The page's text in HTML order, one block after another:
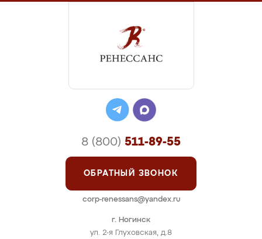
г. Ногинск
ул. 2-я Глуховская, д.8
8 (800) 511-89-55
ОБРАТНЫЙ ЗВОНОК
corp-renessans@yandex.ru